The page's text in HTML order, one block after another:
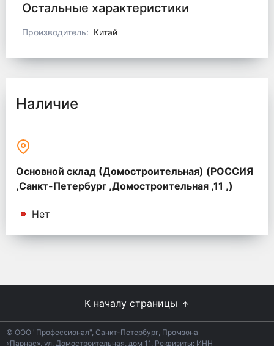
Остальные характеристики
Производитель: Китай
Наличие
Основной склад (Домостроительная) (РОССИЯ
,Санкт-Петербург ,Домостроительная ,11 ,)
Нет
К началу страницы
© ООО "Профессионал", Санкт-Петербург, Промзона
«Парнас», ул. Домостроительная, дом 11. Реквизиты: ИНН